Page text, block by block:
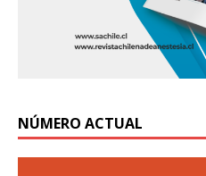
NÚMERO ACTUAL